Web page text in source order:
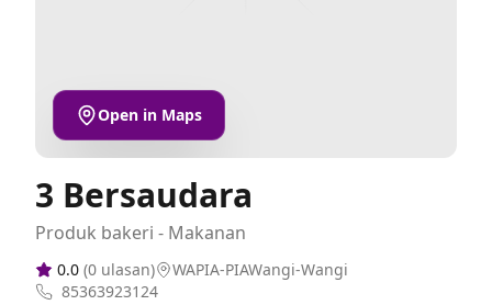
Open in Maps
3 Bersaudara
Produk bakeri - Makanan
0.0 (0 ulasan)
WAPIA-PIAWangi-Wangi
85363923124